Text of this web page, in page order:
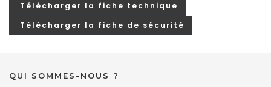
Télécharger la fiche technique
Télécharger la fiche de sécurité
QUI SOMMES-NOUS ?